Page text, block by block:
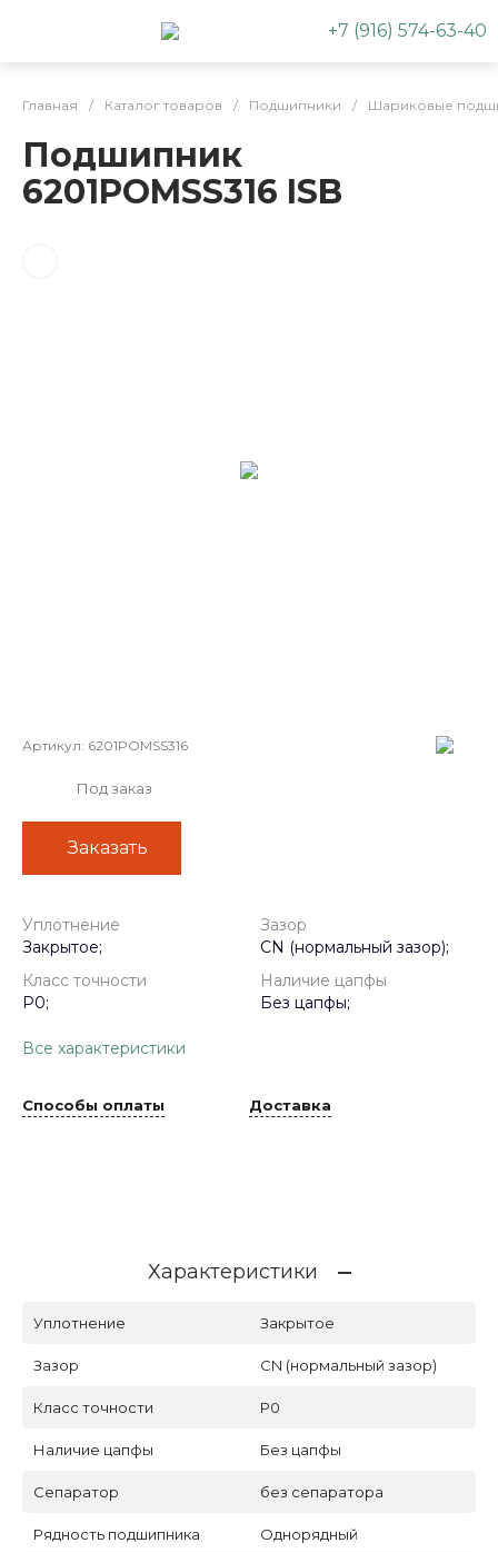
+7 (916) 574-63-40
Главная / Каталог товаров / Подшипники / Шариковые
Подшипник
6201POMSS316 ISB
Артикул: 6201POMSS316
Под заказ
Заказать
Уплотнение
Закрытое;
Зазор
CN (нормальный зазор);
Класс точности
P0;
Наличие цапфы
Без цапфы;
Все характеристики
Способы оплаты Доставка
Характеристики
Уплотнение Закрытое
Зазор CN (нормальный зазор)
Класс точности P0
Наличие цапфы Без цапфы
Сепаратор без сепаратора
Рядность подшипника Однорядный